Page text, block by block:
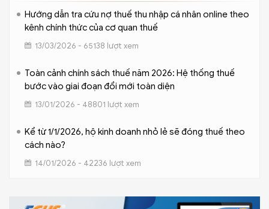
Hướng dẫn tra cứu nợ thuế thu nhập cá nhân online theo
kênh chính thức của cơ quan thuế
13/03/2026 - 65138 lượt xem
Toàn cảnh chính sách thuế năm 2026: Hệ thống thuế
bước vào giai đoạn đổi mới toàn diện
13/01/2026 - 48801 lượt xem
Kể từ 1/1/2026, hộ kinh doanh nhỏ lẻ sẽ đóng thuế theo
cách nào?
14/01/2026 - 42236 lượt xem